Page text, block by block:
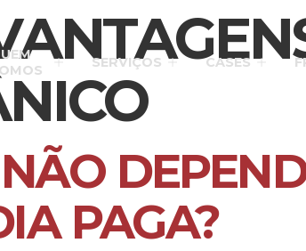
SERVIÇOS CASES
PAGA?